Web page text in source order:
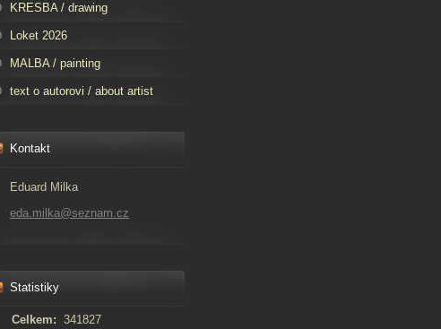
KRESBA / drawing
Loket 2026
MALBA / painting
text o autorovi / about artist
Kontakt
Eduard Milka
eda.milka@seznam.cz
Statistiky
Celkem: 341827